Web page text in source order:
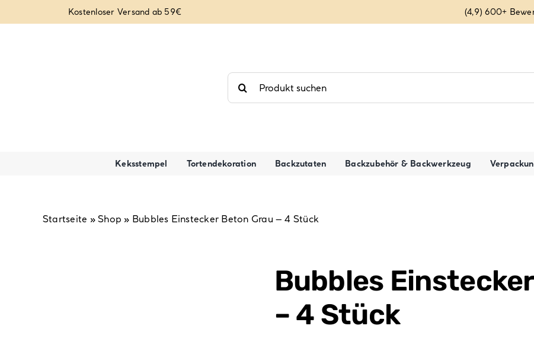
Inhalt
Kostenloser Versand ab 59€ (4,9) 600+
nach:
Keksstempel Tortendekoration Backzutaten Backzubehör & Backwerkzeug
Startseite »Shop » Bubbles Einstecker Beton Grau – 4 Stück
Bubbles
– 4 Stück